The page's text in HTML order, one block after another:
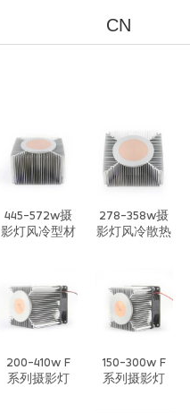
CN
445-572w摄
影灯风冷型材
278-358w摄
影灯风冷散热
200-410w F
系列摄影灯
150-300w F
系列摄影灯